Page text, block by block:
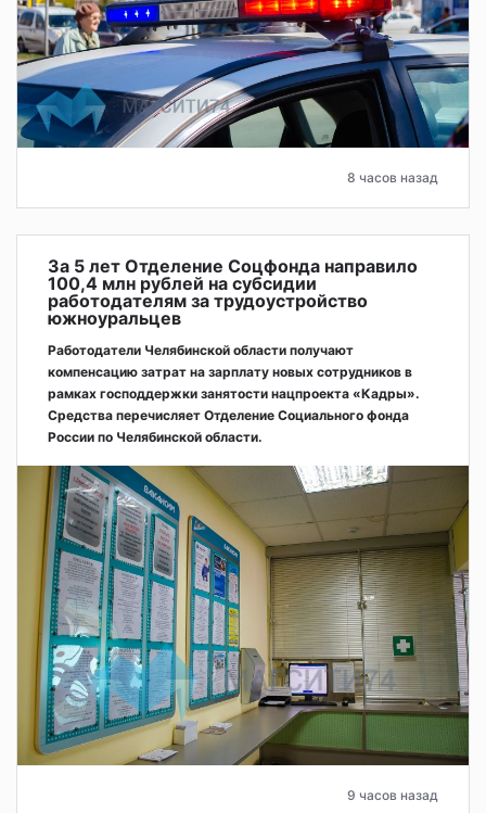
8 часов назад
За 5 лет Отделение Соцфонда направило
100,4 млн рублей на субсидии
работодателям за трудоустройство
южноуральцев
Работодатели Челябинской области получают
компенсацию затрат на зарплату новых сотрудников в
рамках господдержки занятости нацпроекта «Кадры».
Средства перечисляет Отделение Социального фонда
России по Челябинской области.
9 часов назад